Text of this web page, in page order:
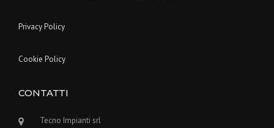
Privacy Policy
Cookie Policy
CONTATTI
Tecno Impianti srl